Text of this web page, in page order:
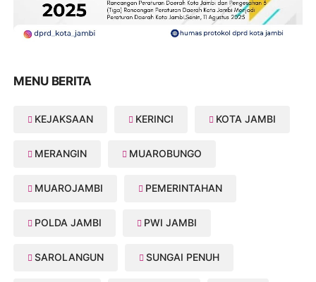
MENU BERITA
KEJAKSAAN KERINCI KOTA JAMBI
MERANGIN MUAROBUNGO
MUAROJAMBI PEMERINTAHAN
POLDA JAMBI PWI JAMBI
SAROLANGUN SUNGAI PENUH